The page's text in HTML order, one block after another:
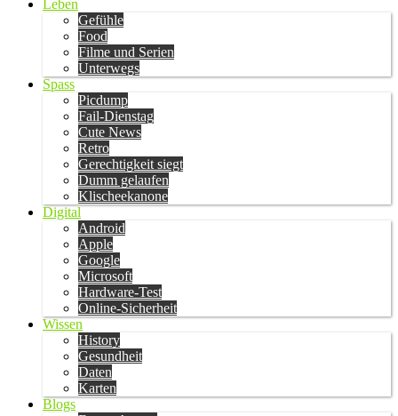
Leben
Gefühle
Food
Filme und Serien
Unterwegs
Spass
Picdump
Fail-Dienstag
Cute News
Retro
Gerechtigkeit siegt
Dumm gelaufen
Klischeekanone
Digital
Android
Apple
Google
Microsoft
Hardware-Test
Online-Sicherheit
Wissen
History
Gesundheit
Daten
Karten
Blogs